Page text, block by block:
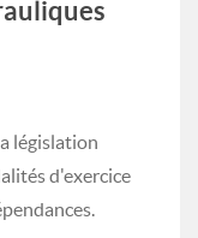
législation
d'exercice